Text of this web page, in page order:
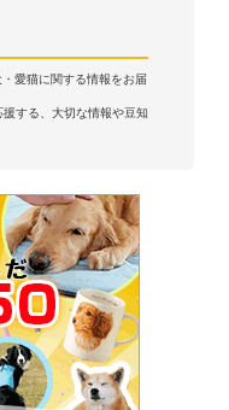
愛猫に関する情報をお届
する、大切な情報や豆知